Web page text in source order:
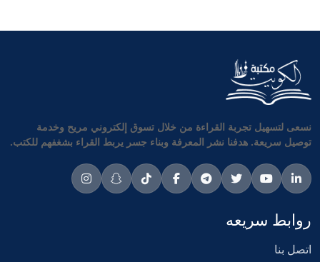
نسعى لتسهيل تجربة القراءة من خلال تسوق إلكتروني مريح وخدمة
توصيل سريعة. هدفنا نشر المعرفة وبناء جسر يربط القراء بشغفهم للكتب.
روابط سريعه
اتصل بنا